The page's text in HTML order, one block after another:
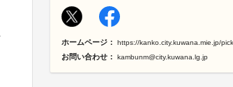
ホームページ： https://kanko.city.kuwana.mie.jp/pickup/hanabi/
お問い合わせ： kambunm@city.kuwana.lg.jp